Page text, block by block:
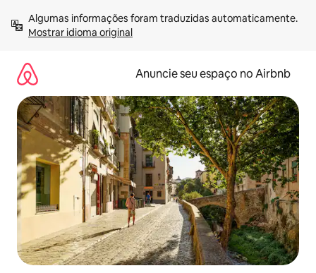
para
Mostrar idioma original
Anuncie seu espaço no Airbnb